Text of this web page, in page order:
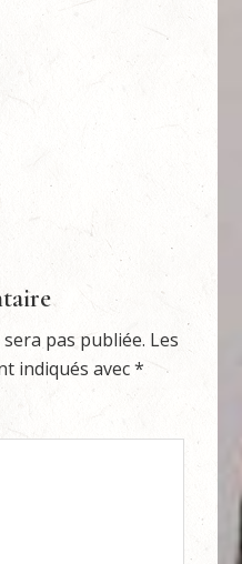
pas publiée. Les
indiqués avec*